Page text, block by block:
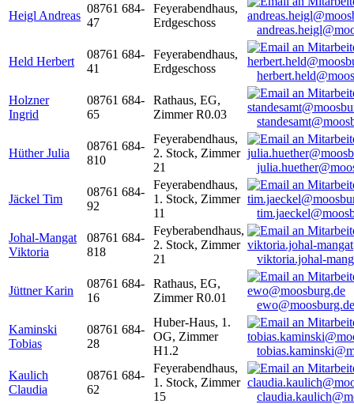
Heigl Andreas
08761 684-
47
Feyerabendhaus,
Erdgeschoss
Held Herbert
08761 684-
41
Feyerabendhaus,
Erdgeschoss
Holzner
Ingrid
08761 684-
65
Rathaus, EG,
Zimmer R0.03
Hüther Julia
08761 684-
810
Feyerabendhaus,
2. Stock, Zimmer
21
Jäckel Tim
08761 684-
92
Feyerabendhaus,
1. Stock, Zimmer
11
Johal-Mangat
Viktoria
08761 684-
818
Feyberabendhaus,
2. Stock, Zimmer
21
viktoria.johal-
Jüttner Karin
08761 684-
16
Rathaus, EG,
Zimmer R0.01
ewo@moosburg.de
Kaminski
Tobias
08761 684-
28
Huber-Haus, 1.
OG, Zimmer
H1.2
Kaulich
Claudia
08761 684-
62
Feyerabendhaus,
1. Stock, Zimmer
15